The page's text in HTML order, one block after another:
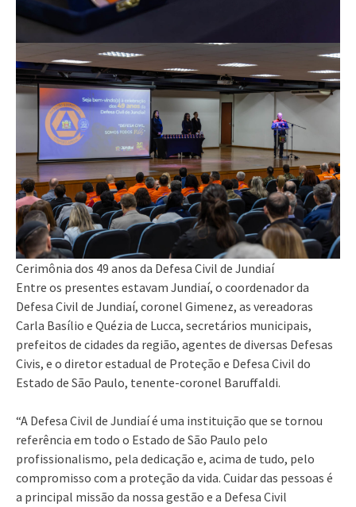
Cerimônia dos 49 anos da Defesa Civil de Jundiaí
Entre os presentes estavam Jundiaí, o coordenador da
Defesa Civil de Jundiaí, coronel Gimenez, as vereadoras
Carla Basílio e Quézia de Lucca, secretários municipais,
prefeitos de cidades da região, agentes de diversas Defesas
Civis, e o diretor estadual de Proteção e Defesa Civil do
Estado de São Paulo, tenente-coronel Baruffaldi.
“A Defesa Civil de Jundiaí é uma instituição que se tornou
referência em todo o Estado de São Paulo pelo
profissionalismo, pela dedicação e, acima de tudo, pelo
compromisso com a proteção da vida. Cuidar das pessoas é
a principal missão da nossa gestão e a Defesa Civil